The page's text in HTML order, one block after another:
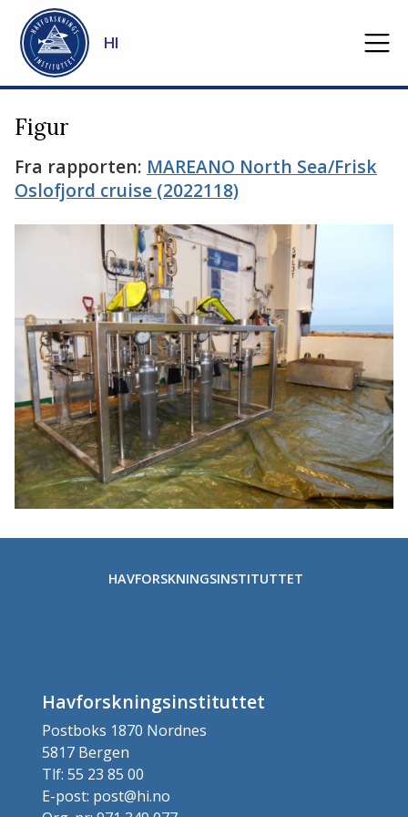
Gå til hovedinnhold
HI
Figur
Fra rapporten: MAREANO North Sea/Frisk
Oslofjord cruise (2022118)
HAVFORSKNINGSINSTITUTTET
Havforskningsinstituttet
Postboks 1870 Nordnes
5817 Bergen
Tlf: 55 23 85 00
E-post: post@hi.no